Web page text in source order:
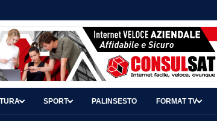
SPORT PALINSESTO FORMAT TV